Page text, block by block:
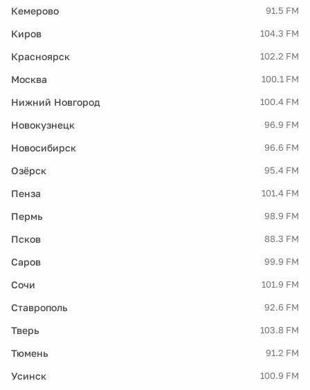
Кемерово 91.5 FM
Киров 104.3 FM
Красноярск 102.2 FM
Москва 100.1 FM
Нижний Новгород 100.4 FM
Новокузнецк 96.9 FM
Новосибирск 96.6 FM
Озёрск 95.4 FM
Пенза 101.4 FM
Пермь 98.9 FM
Псков 88.3 FM
Саров 99.9 FM
Сочи 101.9 FM
Ставрополь 92.6 FM
Тверь 103.8 FM
Тюмень 91.2 FM
Усинск 100.9 FM